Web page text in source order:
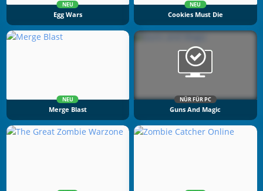
NEU
Egg Wars
NEU
Cookies Must Die
NEU
Merge Blast
NÜR FÜR PC
Guns And Magic